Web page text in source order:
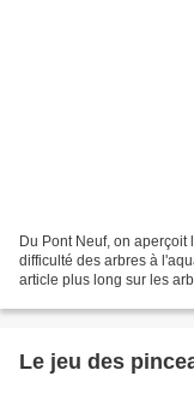
Du Pont Neuf, on
difficulté des arbres à
article plus long sur les
Le jeu des